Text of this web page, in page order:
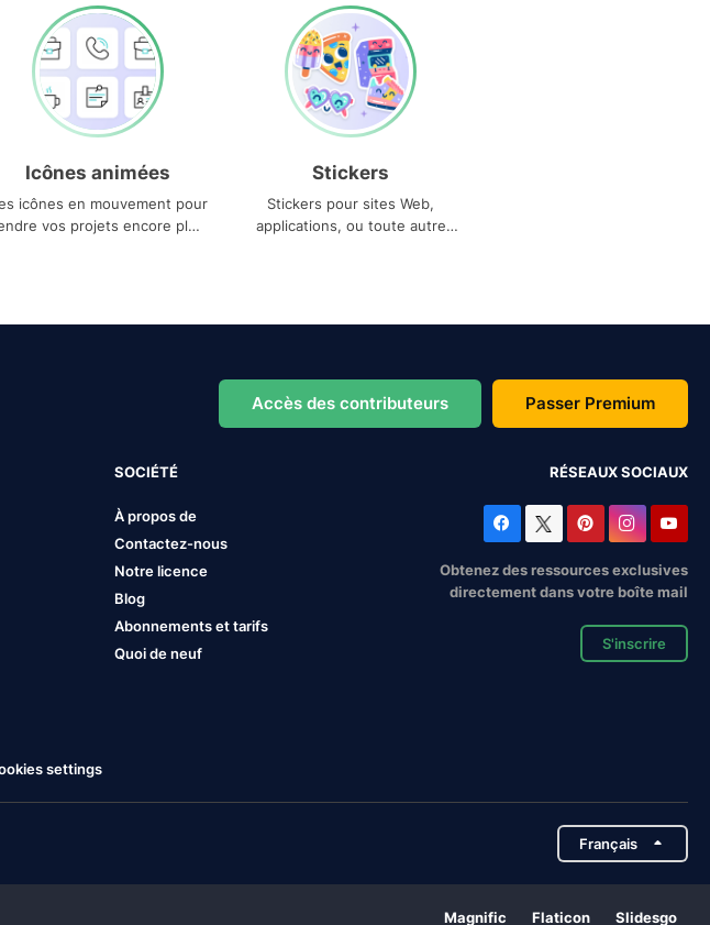
Icônes animées
icônes en mouvement pour
vos projets encore plus
Stickers
Stickers pour sites Web,
applications, ou toute autre
Accès des contributeurs Passer Premium
SOCIÉTÉ
À propos de
Contactez-nous
Notre licence
Blog
Abonnements et tarifs
Quoi de neuf
RÉSEAUX SOCIAUX
Obtenez des ressources exclusives
directement dans votre boîte mail
S'inscrire
settings
Français
Magnific Flaticon Slidesgo